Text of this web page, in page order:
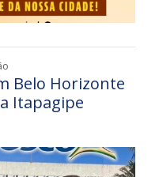
Belo Horizonte
Itapagipe